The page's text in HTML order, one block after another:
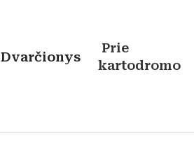
Dvarčionys
Prie
kartodromo